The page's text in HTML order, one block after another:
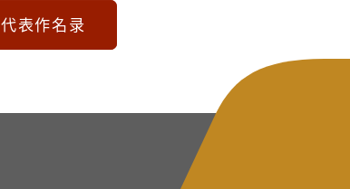
表作名录